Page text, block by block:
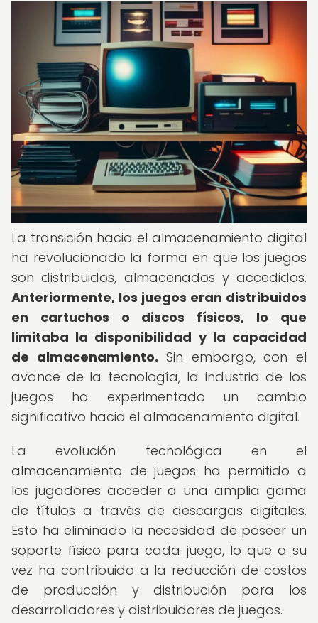
La transición hacia el almacenamiento digital
ha revolucionado la forma en que los juegos
son distribuidos, almacenados y accedidos.
Anteriormente, los juegos eran distribuidos
en cartuchos o discos físicos, lo que
limitaba la disponibilidad y la capacidad
de almacenamiento. Sin embargo, con el
avance de la tecnología, la industria de los
juegos ha experimentado un cambio
significativo hacia el almacenamiento digital.
La evolución tecnológica en el
almacenamiento de juegos ha permitido a
los jugadores acceder a una amplia gama
de títulos a través de descargas digitales.
Esto ha eliminado la necesidad de poseer un
soporte físico para cada juego, lo que a su
vez ha contribuido a la reducción de costos
de producción y distribución para los
desarrolladores y distribuidores de juegos.